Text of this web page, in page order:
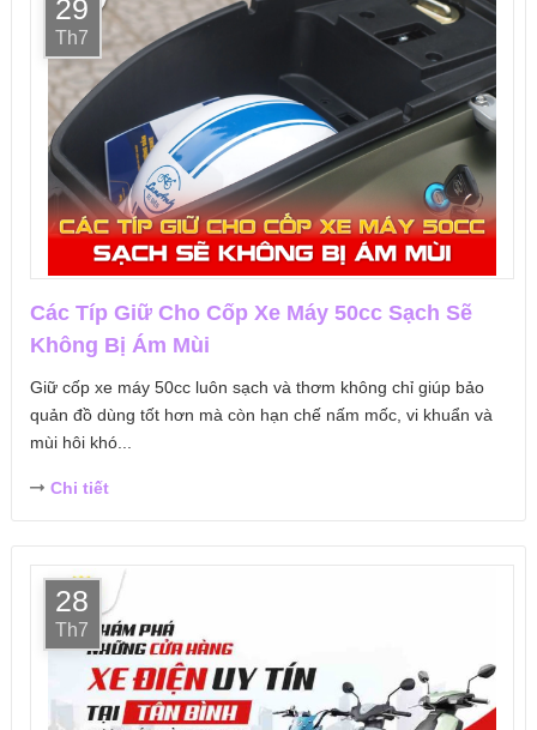
29
Th7
Các Típ Giữ Cho Cốp Xe Máy 50cc Sạch Sẽ
Không Bị Ám Mùi
Giữ cốp xe máy 50cc luôn sạch và thơm không chỉ giúp bảo
quản đồ dùng tốt hơn mà còn hạn chế nấm mốc, vi khuẩn và
mùi hôi khó...
Chi tiết
28
Th7